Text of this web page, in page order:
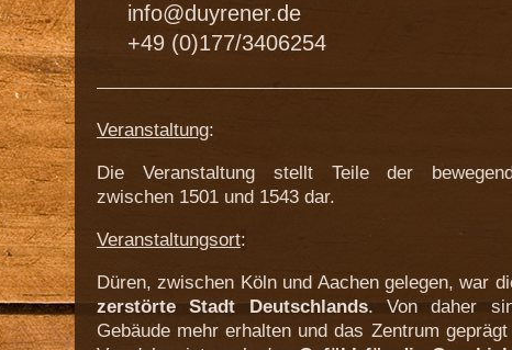
info@duyrener.de
+49 (0)177/3406254
Veranstaltung:
Die Veranstaltung stellt Teile der
zwischen 1501 und 1543 dar.
Veranstaltungsort:
Düren, zwischen Köln und Aachen gelegen, war
zerstörte Stadt Deutschlands. Von daher
Gebäude mehr erhalten und das Zentrum